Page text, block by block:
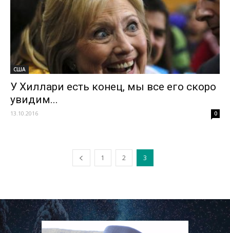
США
У Хиллари есть конец, мы все его скоро
увидим...
13.10.2016 0
1 2 3